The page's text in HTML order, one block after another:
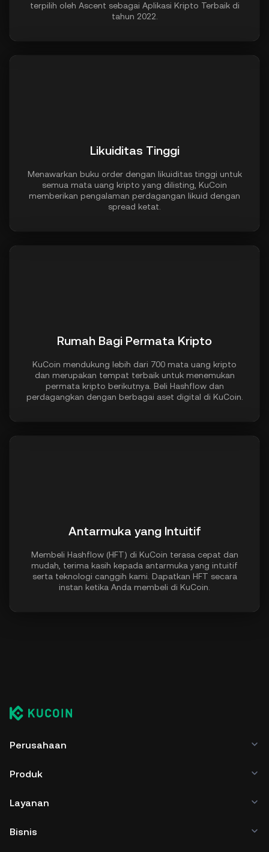
terpilih oleh Ascent sebagai Aplikasi Kripto Terbaik di
tahun 2022.
Likuiditas Tinggi
Menawarkan buku order dengan likuiditas tinggi untuk
semua mata uang kripto yang dilisting, KuCoin
memberikan pengalaman perdagangan likuid dengan
spread ketat.
Rumah Bagi Permata Kripto
KuCoin mendukung lebih dari 700 mata uang kripto
dan merupakan tempat terbaik untuk menemukan
permata kripto berikutnya. Beli Hashflow dan
perdagangkan dengan berbagai aset digital di KuCoin.
Antarmuka yang Intuitif
Membeli Hashflow (HFT) di KuCoin terasa cepat dan
mudah, terima kasih kepada antarmuka yang intuitif
serta teknologi canggih kami. Dapatkan HFT secara
instan ketika Anda membeli di KuCoin.
Perusahaan
Produk
Layanan
Bisnis